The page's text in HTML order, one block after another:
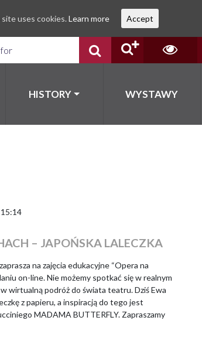
HISTORY WYSTAWY
– JAPOŃSKA LALECZKA
na zajęcia edukacyjne “Opera na
on-line. Nie możemy spotkać się w realnym
wirtualną podróż do świata teatru. Dziś Ewa
z papieru, a inspiracją do tego jest
MADAMA BUTTERFLY. Zapraszamy
site uses cookies. Learn more Accept